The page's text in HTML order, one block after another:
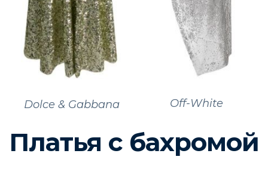
Dolce & Gabbana Off-White
Платья с бахромой